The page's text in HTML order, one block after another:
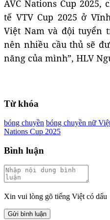
AVC Nations Cup
tế VTV Cup 2025 ở
Việt Nam và đội tuyển
nên nhiều cầu thủ sẽ
năng của mình”, HLV
Từ khóa
bóng chuyền bóng chuyền nữ
Nations Cup 2025
Bình luận
Xin vui lòng gõ tiếng Việt có dấu
Gửi bình luận